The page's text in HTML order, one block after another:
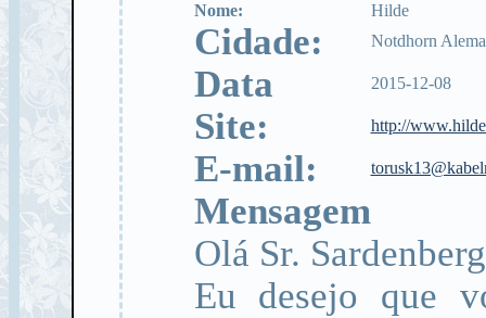
Nome: Hilde
Cidade: Notdhorn
Data 2015-12-08
Site: http://
E-mail:
Mensagem
Olá Sr. Sardenberg
Eu desejo que